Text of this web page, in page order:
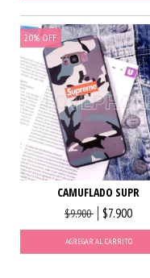
20% OFF
CAMUFLADO SUPR
$9.900 $7.900
AGREGAR AL CARRITO